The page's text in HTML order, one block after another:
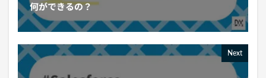
何ができるの？
Next